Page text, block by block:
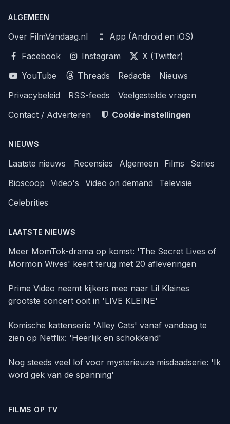
ALGEMEEN
Over FilmVandaag.nl
App (Android en iOS)
Facebook
Instagram
X (Twitter)
YouTube
Threads Redactie
Nieuws
Privacybeleid
RSS-feeds
Veelgestelde vragen
Contact / Adverteren
Cookie-instellingen
NIEUWS
Laatste nieuws Recensies Algemeen Films
Series
Bioscoop
Video's Video on demand
Televisie
Celebrities
LAATSTE NIEUWS
Meer MomTok-drama op komst: 'The Secret Lives of
Mormon Wives' keert terug met 20 afleveringen
Prime Video neemt kijkers mee naar Lil Kleines
grootste concert ooit in 'LIVE KLEINE'
Komische kattenserie 'Alley Cats' vanaf vandaag te
zien op Netflix: 'Heerlijk en schokkend'
Nog steeds veel lof voor mysterieuze misdaadserie: 'Ik
word gek van de spanning'
FILMS OP TV